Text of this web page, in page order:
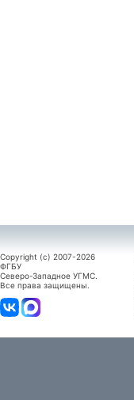
Copyright (c) 2007-2026
ФГБУ
Северо-Западное УГМС.
Все права защищены.